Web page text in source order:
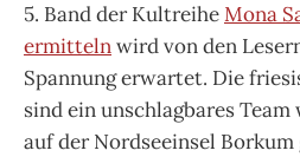
5. Band der KultreiheMona
ermittelnwird von den
Spannung erwartet. Die
sind ein unschlagbares
auf der Nordseeinsel